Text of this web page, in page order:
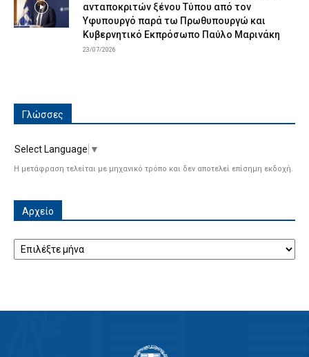
ανταποκριτών ξένου Τύπου από τον
Υφυπουργό παρά τω Πρωθυπουργώ και
Κυβερνητικό Εκπρόσωπο Παύλο Μαρινάκη
23/07/2026
Γλώσσες
Select Language ▼
Η μετάφραση τελείται με μηχανικό τρόπο και δεν αποτελεί επίσημη εκδοχή.
Αρχείο
Αρχείο